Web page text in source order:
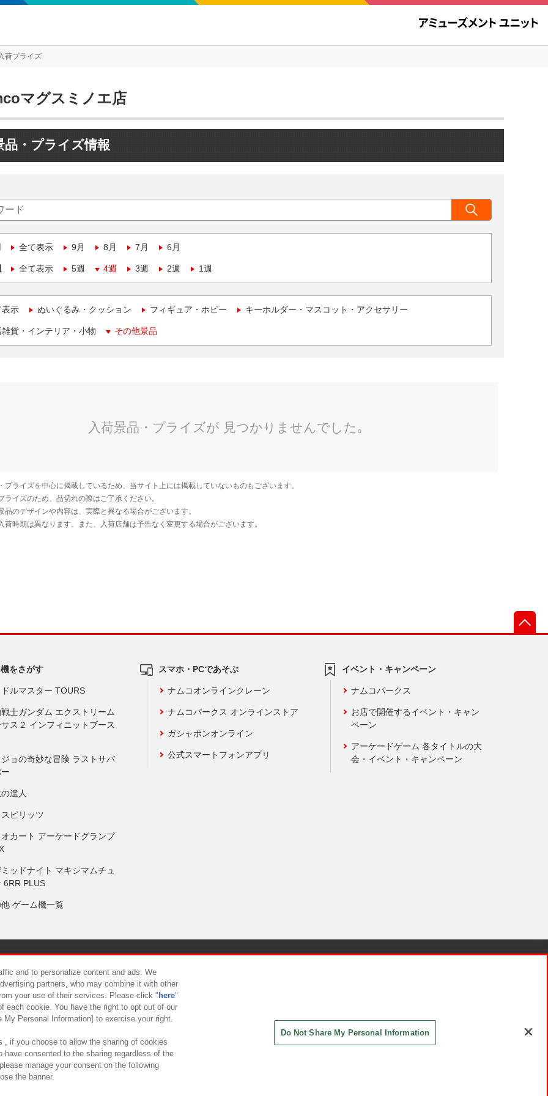
荷プライズ
マグスミノエ店
品・プライズ情報
全て表示 9月 8月 7月 6月
全て表示 5週 4週 3週 2週 1週
表示 ぬいぐるみ・クッション フィギュア・ホビー キーホルダー・マスコット・アクセサリー
貨・インテリア・小物 その他景品
をさがす
ルマスター TOURS
士ガンダム エクストリーム
ス２ インフィニットブース
ョの奇妙な冒険 ラストサバ
達人
ピリッツ
カート アーケードグランプ
ッドナイト マキシマムチュ
6RR PLUS
ゲーム機一覧
スマホ・PCであそぶ
ナムコオンラインクレーン
ナムコパークス オンラインストア
ガシャポンオンライン
公式スマートフォンアプリ
イベント・キャンペーン
ナムコパークス
お店で開催するイベント・キャン
ペーン
アーケードゲーム 各タイトルの大
会・イベント・キャンペーン
について カスタマーハラスメント対応方針
and to personalize content and ads. We
partners, who may combine it with other
your use of their services. Please click " here"
each cookie. You have the right to opt out of our
Personal Information] to exercise your right.
, if you choose to allow the sharing of cookies
have consented to the sharing regardless of the
manage your consent on the following
the banner.
Do Not Share My Personal Information